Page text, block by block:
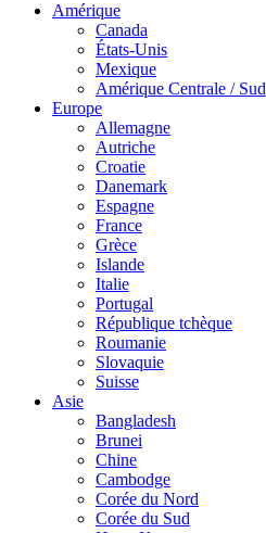
Amérique
Canada
États-Unis
Mexique
Amérique Centrale / Sud
Europe
Allemagne
Autriche
Croatie
Danemark
Espagne
France
Grèce
Islande
Italie
Portugal
République tchèque
Roumanie
Slovaquie
Suisse
Asie
Bangladesh
Brunei
Chine
Cambodge
Corée du Nord
Corée du Sud